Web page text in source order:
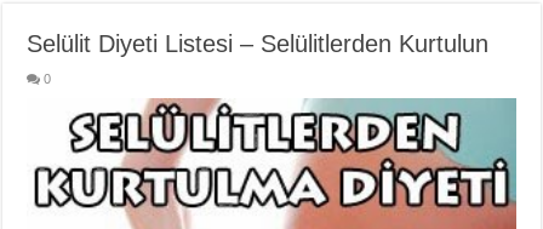
Selülit Diyeti Listesi – Selülitlerden Kurtulun
0